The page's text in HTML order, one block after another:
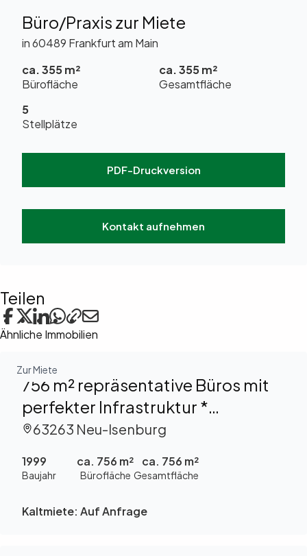
Büro/Praxis zur Miete
in 60489 Frankfurt am Main
ca. 355 m²
Bürofläche
ca. 355 m²
Gesamtfläche
5
Stellplätze
PDF-Druckversion
Kontakt aufnehmen
Teilen
Ähnliche Immobilien
Zur Miete
756 m² repräsentative Büros mit
perfekter Infrastruktur *
provisionsfrei zu vermieten
63263 Neu-Isenburg
1999
Baujahr
ca. 756 m²
Bürofläche
ca. 756 m²
Gesamtfläche
Kaltmiete: Auf Anfrage